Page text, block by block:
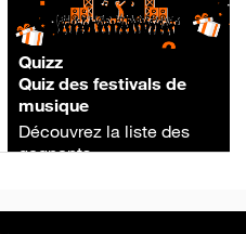
Quizz
Quiz des festivals de
musique
Découvrez la liste des
gagnants...